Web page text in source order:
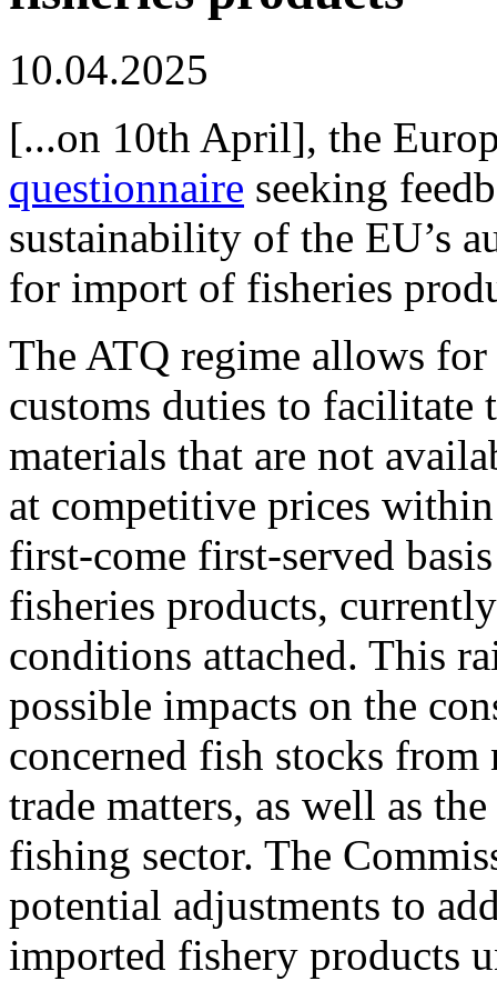
10.04.2025
[...on 10th April], the
questionnaire seeking
sustainability of the EU’s
for import of fisheries
The ATQ regime allows
customs duties to facilitate
materials that are not
at competitive prices
first-come first-served
fisheries products,
conditions attached. This
possible impacts on the
concerned fish stocks
trade matters, as well as
fishing sector. The
potential adjustments to
imported fishery products